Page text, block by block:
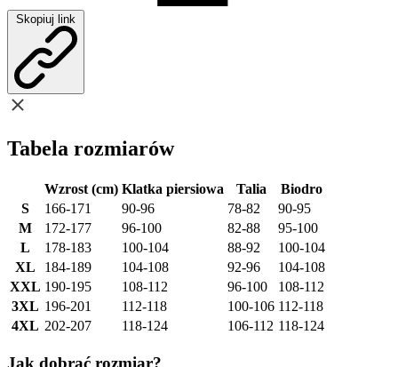
Skopiuj link
Tabela rozmiarów
Wzrost (cm) Klatka piersiowa Talia
Biodro
S
166-171 90-96 78-82
90-95
M
172-177 96-100 82-88
95-100
L
178-183 100-104 88-92
100-104
XL
184-189 104-108 92-96
104-108
XXL 190-195 108-112 96-100
108-112
3XL 196-201 112-118 100-106 112-118
4XL 202-207 118-124 106-112 118-124
Jak dobrać rozmiar?